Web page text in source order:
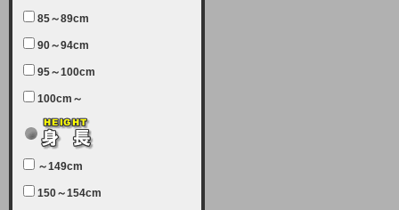
2025-06-11 (水)
【サーバーメンテナンス実施につい
7月5日（土曜日）午前7：00から午
テナンスを実施します。ユーザー様
にはご迷惑をおかけしますがご理解
いただけます様、宜しくお願い致し
85～89cm
90～94cm
95～100cm
100cm～
～149cm
150～154cm